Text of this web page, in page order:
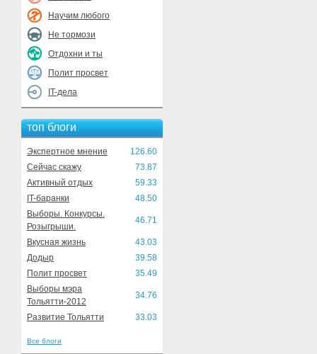
Научим любого
Не тормози
Отдохни и ты
Полит просвет
IT-дела
топ блоги
Экспертное мнение
126.60
Сейчас скажу
73.87
Активный отдых
59.33
IT-баранки
48.50
Выборы. Конкурсы.
Розыгрыши.
46.71
Вкусная жизнь
43.03
Додыр
39.58
Полит просвет
35.49
Выборы мэра
Тольятти-2012
34.76
Развитие Тольятти 33.03
Все блоги